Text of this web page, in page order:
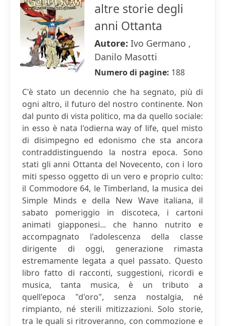
altre storie degli
anni Ottanta
Autore: Ivo Germano ,
Danilo Masotti
Numero di pagine: 188
C'è stato un decennio che ha segnato, più di
ogni altro, il futuro del nostro continente. Non
dal punto di vista politico, ma da quello sociale:
in esso è nata l'odierna way of life, quel misto
di disimpegno ed edonismo che sta ancora
contraddistinguendo la nostra epoca. Sono
stati gli anni Ottanta del Novecento, con i loro
miti spesso oggetto di un vero e proprio culto:
il Commodore 64, le Timberland, la musica dei
Simple Minds e della New Wave italiana, il
sabato pomeriggio in discoteca, i cartoni
animati giapponesi... che hanno nutrito e
accompagnato l'adolescenza della classe
dirigente di oggi, generazione rimasta
estremamente legata a quel passato. Questo
libro fatto di racconti, suggestioni, ricordi e
musica, tanta musica, è un tributo a
quell'epoca "d'oro", senza nostalgia, né
rimpianto, né sterili mitizzazioni. Solo storie,
tra le quali si ritroveranno, con commozione e